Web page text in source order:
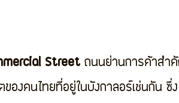
Street ถนนย่านการค้าสำคั
องคนไทยที่อยู่ในบังกาลอร์เช่นกัน